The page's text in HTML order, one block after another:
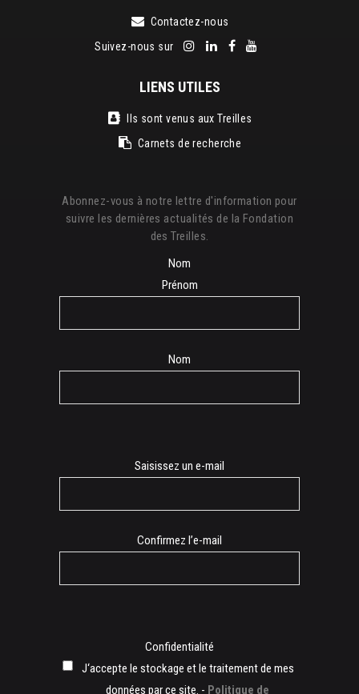
Contactez-nous
Suivez-nous sur
LIENS UTILES
Ils sont venus aux Treilles
Carnets de recherche
Abonnez-vous à notre lettre d'information pour
suivre les dernières actualités de la Fondation
des Treilles.
Nom
Prénom
Nom
Saisissez un e-mail
Confirmez l’e-mail
Confidentialité
J‘accepte le stockage et le traitement de mes
données par ce site. - Politique de